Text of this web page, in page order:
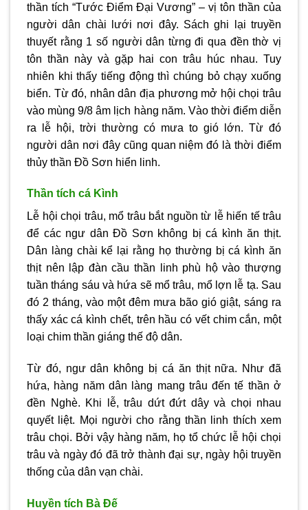
thần tích “Tước Điểm Đại Vương” – vị tôn thần của
người dân chài lưới nơi đây. Sách ghi lại truyền
thuyết rằng 1 số người dân từng đi qua đền thờ vị
tôn thần này và gặp hai con trâu húc nhau. Tuy
nhiên khi thấy tiếng động thì chúng bỏ chạy xuống
biển. Từ đó, nhân dân địa phương mở hội chọi trâu
vào mùng 9/8 âm lịch hàng năm. Vào thời điểm diễn
ra lễ hội, trời thường có mưa to gió lớn. Từ đó
người dân nơi đây cũng quan niệm đó là thời điểm
thủy thần Đồ Sơn hiển linh.
Thần tích cá Kình
Lễ hội chọi trâu, mổ trâu bắt nguồn từ lễ hiến tế trâu
để các ngư dân Đồ Sơn không bị cá kình ăn thịt.
Dân làng chài kể lại rằng họ thường bị cá kình ăn
thịt nên lập đàn cầu thần linh phù hộ vào thượng
tuần tháng sáu và hứa sẽ mổ trâu, mổ lợn lễ tạ. Sau
đó 2 tháng, vào một đêm mưa bão gió giật, sáng ra
thấy xác cá kình chết, trên hầu có vết chim cắn, một
loại chim thần giáng thế độ dân.
Từ đó, ngư dân không bị cá ăn thịt nữa. Như đã
hứa, hàng năm dân làng mang trâu đến tế thần ở
đền Nghè. Khi lễ, trâu dứt đứt dây và chọi nhau
quyết liệt. Mọi người cho rằng thần linh thích xem
trâu chọi. Bởi vậy hàng năm, họ tổ chức lễ hội chọi
trâu và ngày đó đã trở thành đại sự, ngày hội truyền
thống của dân vạn chài.
Huyền tích Bà Đế